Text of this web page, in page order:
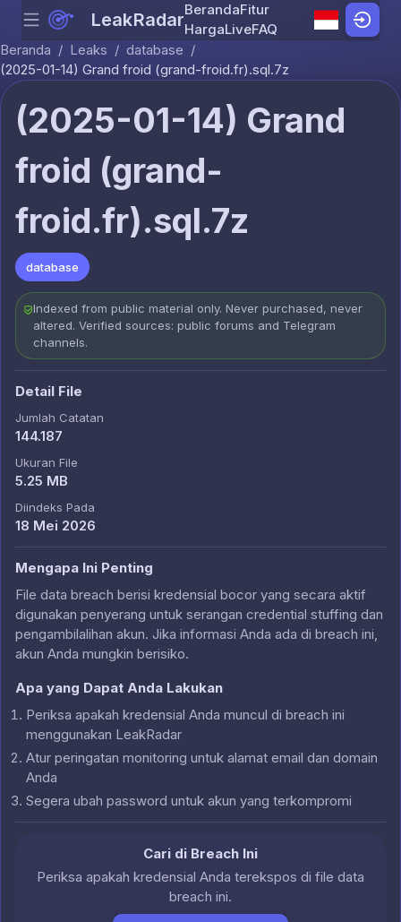
Skip to content
Menu LeakRadarBerandaFitur
HargaLiveFAQ
Beranda / Leaks / database /
(2025-01-14) Grand froid (grand-froid.fr).sql.7z
(2025-01-14) Grand
froid (grand-
froid.fr).sql.7z
database
Indexed from public material only. Never purchased, never
altered. Verified sources: public forums and Telegram
channels.
Detail File
Jumlah Catatan
144.187
Ukuran File
5.25 MB
Diindeks Pada
18 Mei 2026
Mengapa Ini Penting
File data breach berisi kredensial bocor yang secara aktif
digunakan penyerang untuk serangan credential stuffing dan
pengambilalihan akun. Jika informasi Anda ada di breach ini,
akun Anda mungkin berisiko.
Apa yang Dapat Anda Lakukan
Periksa apakah kredensial Anda muncul di breach ini
menggunakan LeakRadar
Atur peringatan monitoring untuk alamat email dan domain
Anda
Segera ubah password untuk akun yang terkompromi
Cari di Breach Ini
Periksa apakah kredensial Anda terekspos di file data
breach ini.